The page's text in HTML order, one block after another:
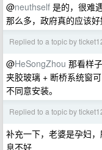
@neuthself 是的，很难
那么多，政府真的应该
Replied to a topic by
@HeSongZhou 那看样
夹胶玻璃 + 断桥系统窗
不同意安装。
Replied to a topic by
补充一下，老婆是孕妇
息不好